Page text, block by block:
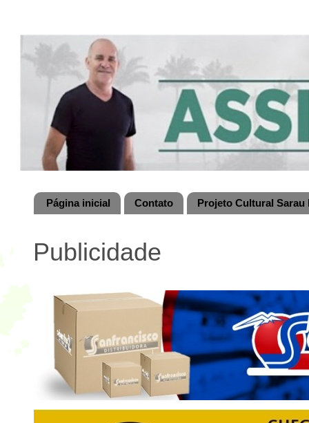
Página inicial Contato Projeto Cultural
Publicidade